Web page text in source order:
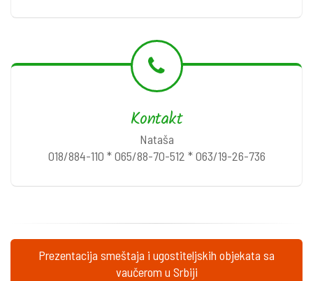
Kontakt
Nataša
018/884-110 * 065/88-70-512 * 063/19-26-736
Prezentacija smeštaja i ugostiteljskih objekata sa
vaučerom u Srbiji